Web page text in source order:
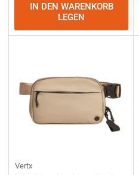
IN DEN WARENKORB
LEGEN
Vertx